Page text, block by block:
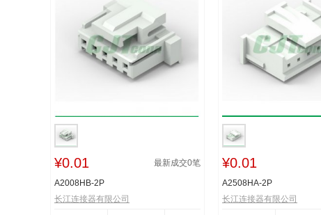
¥0.01 最新成交0笔
A2008HB-2P
长江连接器有限公司
¥0.01
A2508HA-2P
长江连接器有限公司